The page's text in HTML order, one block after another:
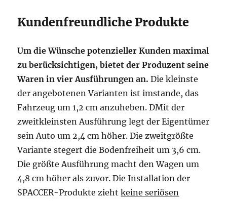
Kundenfreundliche Produkte
Um die Wünsche potenzieller Kunden maximal
zu berücksichtigen, bietet der Produzent seine
Waren in vier Ausführungen an. Die kleinste
der angebotenen Varianten ist imstande, das
Fahrzeug um 1,2 cm anzuheben. DMit der
zweitkleinsten Ausführung legt der Eigentümer
sein Auto um 2,4 cm höher. Die zweitgrößte
Variante stegert die Bodenfreiheit um 3,6 cm.
Die größte Ausführung macht den Wagen um
4,8 cm höher als zuvor. Die Installation der
SPACCER-Produkte ziehtkeine seriösen